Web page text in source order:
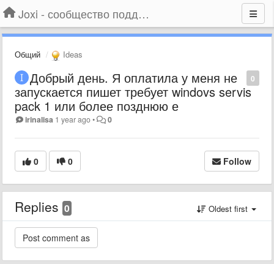
Joxi - сообщество поддержки
Общий Ideas
0
Добрый день. Я оплатила у меня не
запускается пишет требует windovs servis
pack 1 или более позднюю е
irinalisa 1 year ago• 0
0 0 Follow
Replies 0 Oldest first